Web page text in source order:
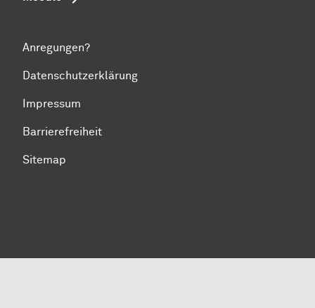
Anregungen?
Datenschutzerklärung
Impressum
Barrierefreiheit
Sitemap